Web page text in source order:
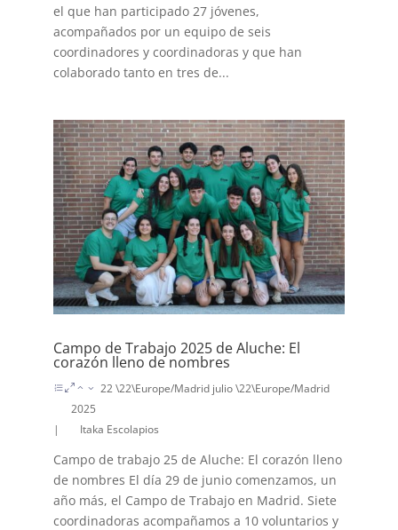
el que han participado 27 jóvenes,
acompañados por un equipo de seis
coordinadores y coordinadoras y que han
colaborado tanto en tres de...
Campo de Trabajo 2025 de Aluche: El
corazón lleno de nombres
22 \22\Europe/Madrid julio \22\Europe/Madrid
2025
|
Itaka Escolapios
Campo de trabajo 25 de Aluche: El corazón lleno
de nombres El día 29 de junio comenzamos, un
año más, el Campo de Trabajo en Madrid. Siete
coordinadoras acompañamos a 10 voluntarios y